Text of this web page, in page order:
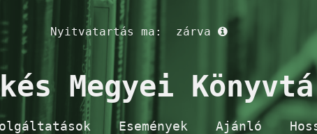
Nyitvatartás ma: zárva
Megyei
Események Ajánló